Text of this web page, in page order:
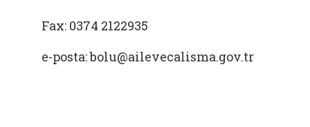
Fax: 0374 2122935
e-posta: bolu@ailevecalisma.gov.tr